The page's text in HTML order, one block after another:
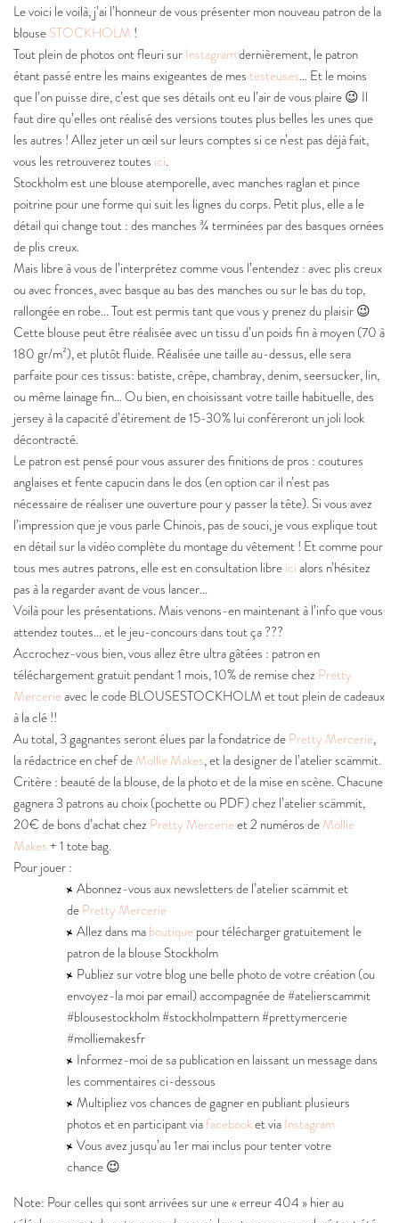
Le voici le voilà, j’ai l’honneur de vous présenter mon nouveau patron de la
blouseSTOCKHOLM !
Tout plein de photos ont fleuri surInstagramdernièrement, le patron
étant passé entre les mains exigeantes de mestesteuses… Et le moins
que l’on puisse dire, c’est que ses détails ont eu l’air de vous plaire 😉 Il
faut dire qu’elles ont réalisé des versions toutes plus belles les unes que
les autres ! Allez jeter un œil sur leurs comptes si ce n’est pas déjà fait,
vous les retrouverez toutes ici.
Stockholm est une blouse atemporelle, avec manches raglan et pince
poitrine pour une forme qui suit les lignes du corps. Petit plus, elle a le
détail qui change tout : des manches ¾ terminées par des basques ornées
de plis creux.
Mais libre à vous de l’interprétez comme vous l’entendez : avec plis creux
ou avec fronces, avec basque au bas des manches ou sur le bas du top,
rallongée en robe… Tout est permis tant que vous y prenez du plaisir 😉
Cette blouse peut être réalisée avec un tissu d’un poids fin à moyen (70 à
180 gr/m²), et plutôt fluide. Réalisée une taille au-dessus, elle sera
parfaite pour ces tissus: batiste, crêpe, chambray, denim, seersucker, lin,
ou même lainage fin… Ou bien, en choisissant votre taille habituelle, des
jersey à la capacité d’étirement de 15-30% lui conféreront un joli look
décontracté.
Le patron est pensé pour vous assurer des finitions de pros : coutures
anglaises et fente capucin dans le dos (en option car il n’est pas
nécessaire de réaliser une ouverture pour y passer la tête). Si vous avez
l’impression que je vous parle Chinois, pas de souci, je vous explique tout
en détail sur la vidéo complète du montage du vêtement ! Et comme pour
tous mes autres patrons, elle est en consultation libreicialors n’hésitez
pas à la regarder avant de vous lancer…
Voilà pour les présentations. Mais venons-en maintenant à l’info que vous
attendez toutes… et le jeu-concours dans tout ça ???
Accrochez-vous bien, vous allez être ultra gâtées : patron en
téléchargement gratuit pendant 1 mois, 10% de remise chez Pretty
Mercerieavec le code BLOUSESTOCKHOLM et tout plein de cadeaux
à la clé !!
Au total, 3 gagnantes seront élues par la fondatrice dePretty Mercerie,
la rédactrice en chef deMollie Makes, et la designer de l’atelier scämmit.
Critère : beauté de la blouse, de la photo et de la mise en scène. Chacune
gagnera 3 patrons au choix (pochette ou PDF) chez l’atelier scämmit,
20€ de bons d’achat chez Pretty Mercerieet 2 numéros deMollie
Makes+ 1 tote bag.
Pour jouer :
Abonnez-vous aux newsletters de l’atelier scämmit et
dePretty Mercerie
Allez dans maboutiquepour télécharger gratuitement le
patron de la blouse Stockholm
Publiez sur votre blog une belle photo de votre création (ou
envoyez-la moi par email) accompagnée de #atelierscammit
#blousestockholm #stockholmpattern #prettymercerie
#molliemakesfr
Informez-moi de sa publication en laissant un message dans
les commentaires ci-dessous
Multipliez vos chances de gagner en publiant plusieurs
photos et en participant viafacebooket viaInstagram
Vous avez jusqu’au 1er mai inclus pour tenter votre
chance 😉
Note: Pour celles qui sont arrivées sur une « erreur 404 » hier au